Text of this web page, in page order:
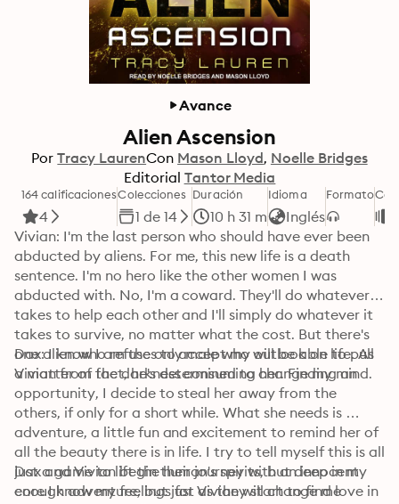
Avance
Alien Ascension
Por Tracy LaurenCon Mason Lloyd Noelle Bridges
Editorial Tantor Media
164 calificaciones
4
Colecciones
1 de 14
Duración
10 h 31 m
Idioma
Inglés
Formato
Vivian: I'm the last person who should have ever been
abducted by aliens. For me, this new life is a death
sentence. I'm no hero like the other women I was
abducted with. No, I'm a coward. They'll do whatever it
takes to help each other and I'll simply do whatever it
takes to survive, no matter what the cost. But there's
one alien who refuses to accept my outlook on life. As
a matter of fact, he's determined to change my mind.
Dax: I know I am the only male who will be able to pull
Vivian from the darkness consuming her. Finding an
opportunity, I decide to steal her away from the
others, if only for a short while. What she needs is
adventure, a little fun and excitement to remind her of
all the beauty there is in life. I try to tell myself this is all
just a game to lift the human's spirits, but deep in my
core I know my feelings for Vivian will change me
Dax and Vivian begin their journey with an innocent
enough adventure, but just as they start to find love in